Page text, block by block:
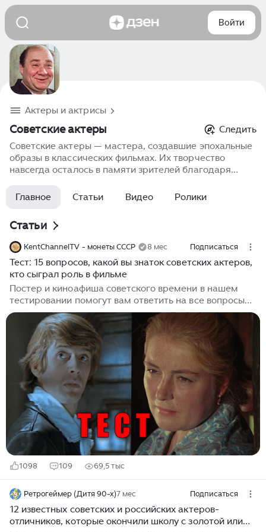
Войти
Актеры и актрисы
Советские актеры
Следить
Советские актеры — мастера, создавшие эпохальные
образы в классических фильмах. Их творчество
навсегда осталось в памяти зрителей благодаря
отражают культурное наследие и дух времени,
оставаясь актуальными и сегодня.
Главное Статьи Видео Ролики
Статьи
KentChannelTV - монеты СССР 8 мес Подписаться
Тест: 15 вопросов, какой вы знаток советских актеров,
кто сыграл роль в фильме
Постер и киноафиша советского времени в нашем
тестировании помогут вам ответить на все вопросы
правильно, а заодно вспомнить любимые фильмы,
замечательных артистов и проверить свою память!
«Умеешь радоваться — радуйся, не умеешь — так
сиди» - и правильно было сказано в одном советском
фильме, ведь если раньше в СССР создавали
блестящие кинофильмы, в них играли талантливые
артисты, прекрасные женщины и настоящие
мужчины, то и смотреть такие картины было одно
удовольствие! В нашей жизни не так много...
1098 109 69,5 тыс
Ретрогеймер (Дитя 90-х)7 мес Подписаться
12 известных советских и российских актеров-
отличников, которые окончили школу с золотой или